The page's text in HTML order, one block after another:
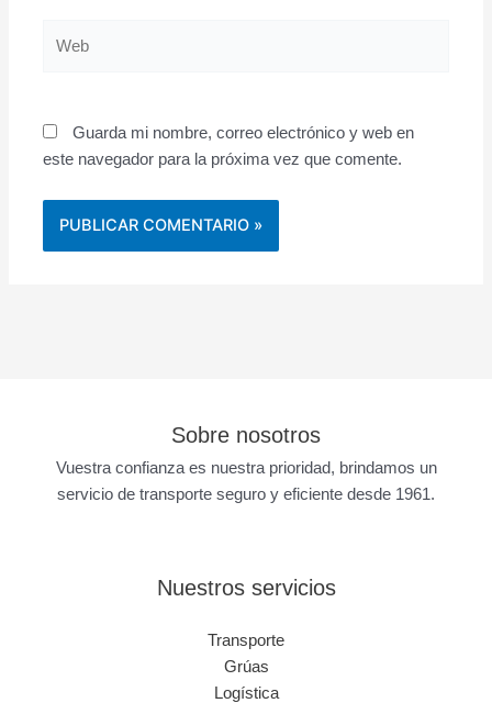
Guarda mi nombre, correo electrónico y web en
este navegador para la próxima vez que comente.
Sobre nosotros
Vuestra confianza es nuestra prioridad, brindamos un
servicio de transporte seguro y eficiente desde 1961.
Nuestros servicios
Transporte
Grúas
Logística